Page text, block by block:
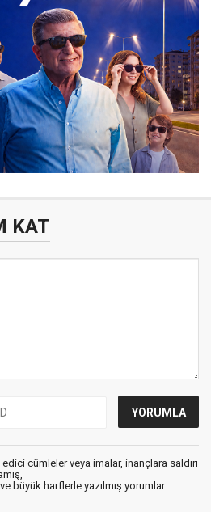
KAT
cümleler veya imalar, inançlara saldırı
büyük harflerle yazılmış yorumlar